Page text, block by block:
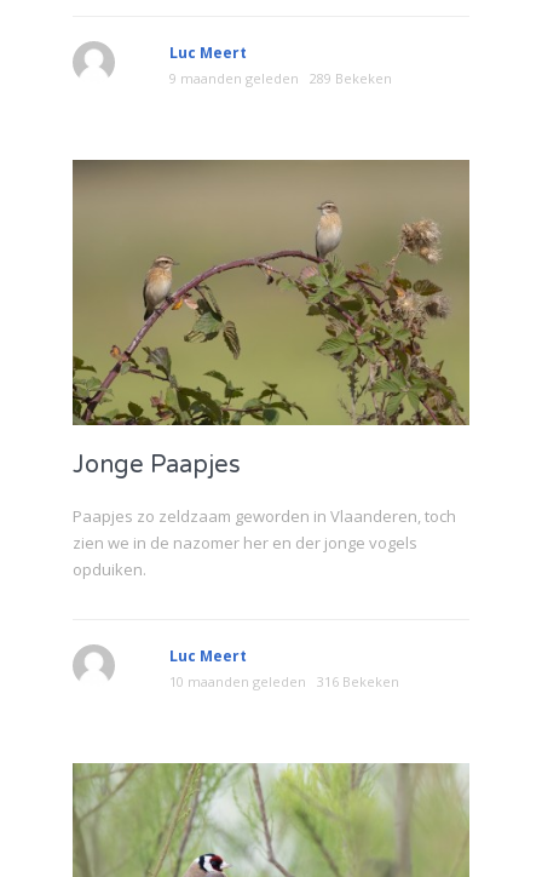
Luc Meert
9 maanden geleden 289 Bekeken
Jonge Paapjes
Paapjes zo zeldzaam geworden in Vlaanderen, toch
zien we in de nazomer her en der jonge vogels
opduiken.
Luc Meert
10 maanden geleden 316 Bekeken